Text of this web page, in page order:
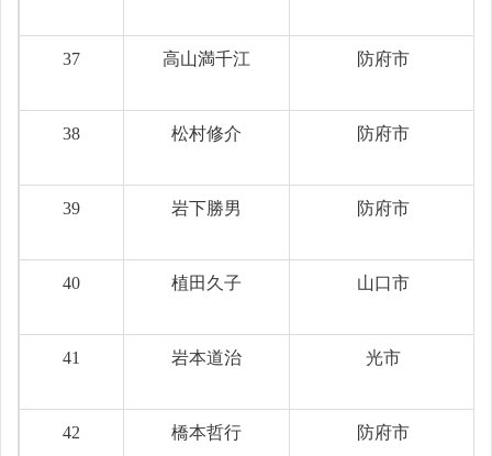
37 高山満千江 防府市
38 松村修介 防府市
39 岩下勝男 防府市
40 植田久子 山口市
41 岩本道治 光市
42 橋本哲行 防府市